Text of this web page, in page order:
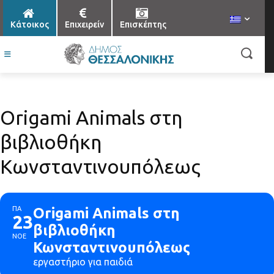
Κάτοικος Επιχειρείν Επισκέπτης
Origami Animals στη
βιβλιοθήκη
Κωνσταντινουπόλεως
ΠΑ
23
ΝΟΕ
Origami Animals στη
βιβλιοθήκη
Κωνσταντινουπόλεως
εργαστήριο για παιδιά